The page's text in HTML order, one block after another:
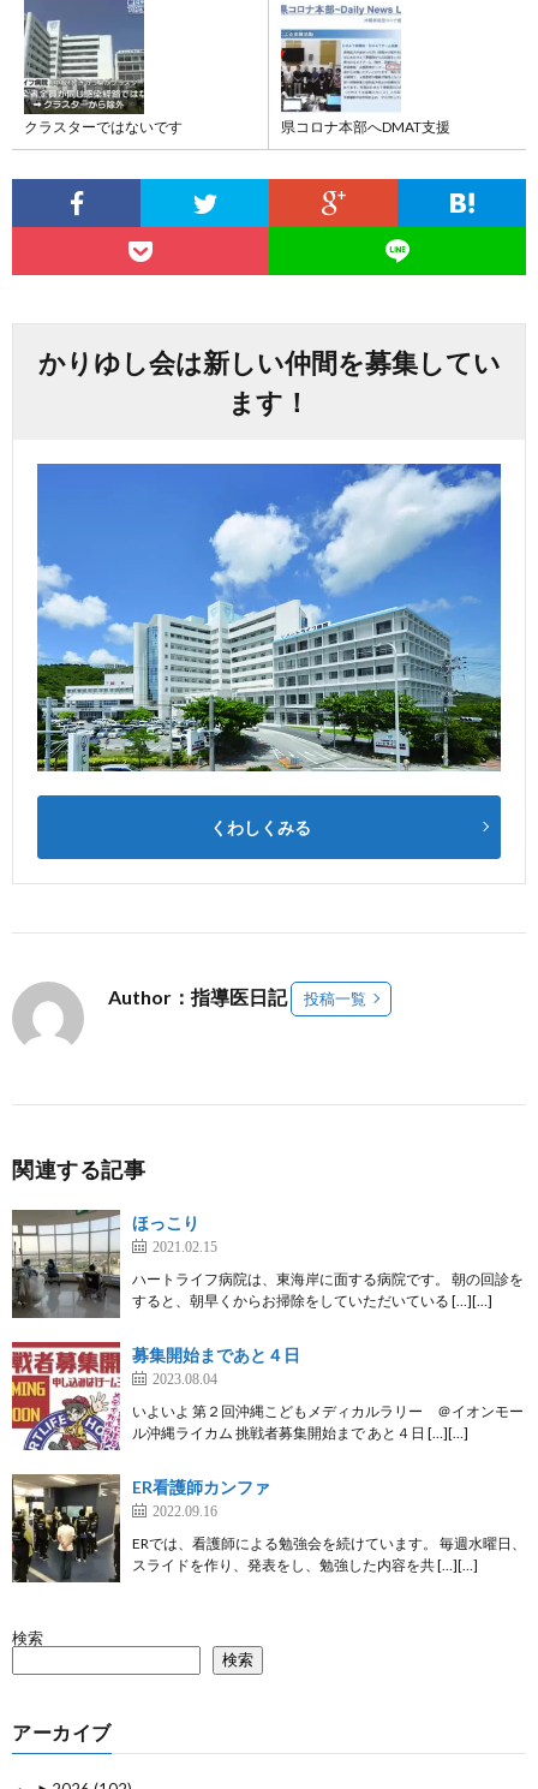
クラスターではないです 県コロナ本部へDMAT支援
かりゆし会は新しい仲間を募集してい
ます！
くわしくみる
Author：指導医日記 投稿一覧
関連する記事
ほっこり
2021.02.15
ハートライフ病院は、東海岸に面する病院です。 朝の回診を
すると、朝早くからお掃除をしていただいている […][…]
募集開始まであと４日
2023.08.04
いよいよ 第２回沖縄こどもメディカルラリー ＠イオンモー
ル沖縄ライカム 挑戦者募集開始まで あと４日 […][…]
ER看護師カンファ
2022.09.16
ERでは、看護師による勉強会を続けています。 毎週水曜日、
スライドを作り、発表をし、勉強した内容を共 […][…]
検索
検索
アーカイブ